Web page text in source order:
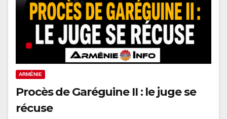
ARMÉNIE
Procès de Garéguine II : le juge se
récuse